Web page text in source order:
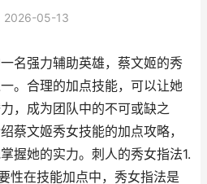
2026-05-13
名强力辅助英雄，蔡文姬的秀
。合理的加点技能，可以让她
，成为团队中的不可或缺之
蔡文姬秀女技能的加点攻略，
握她的实力。刺人的秀女指法1.
性在技能加点中，秀女指法是